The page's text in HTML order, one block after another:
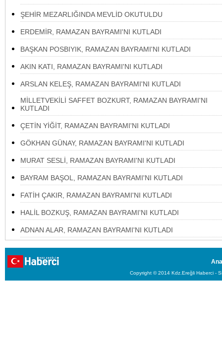
ŞEHİR MEZARLIĞINDA MEVLİD OKUTULDU
ERDEMİR, RAMAZAN BAYRAMI'NI KUTLADI
BAŞKAN POSBIYIK, RAMAZAN BAYRAMI'NI KUTLADI
AKIN KATI, RAMAZAN BAYRAMI'NI KUTLADI
ARSLAN KELEŞ, RAMAZAN BAYRAMI'NI KUTLADI
MİLLETVEKİLİ SAFFET BOZKURT, RAMAZAN BAYRAMI'NI
KUTLADI
ÇETİN YİĞİT, RAMAZAN BAYRAMI'NI KUTLADI
GÖKHAN GÜNAY, RAMAZAN BAYRAMI'NI KUTLADI
MURAT SESLİ, RAMAZAN BAYRAMI'NI KUTLADI
BAYRAM BAŞOL, RAMAZAN BAYRAMI'NI KUTLADI
FATİH ÇAKIR, RAMAZAN BAYRAMI'NI KUTLADI
HALİL BOZKUŞ, RAMAZAN BAYRAMI'NI KUTLADI
ADNAN ALAR, RAMAZAN BAYRAMI'NI KUTLADI
Copyright © 2014 Kdz.Ereğli Haberci -